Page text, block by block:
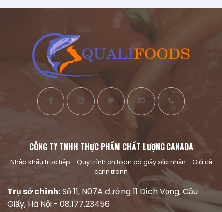
CÔNG TY TNHH THỰC PHẨM CHẤT LƯỢNG CANADA
Nhập khẩu trực tiếp - Quy trình an toàn có giấy xác nhận - Giá cả
cạnh tranh
Trụ sở chính:Số 11, N07A đường 11 Dịch Vọng, Cầu
Giấy, Hà Nội - 08.177.23456